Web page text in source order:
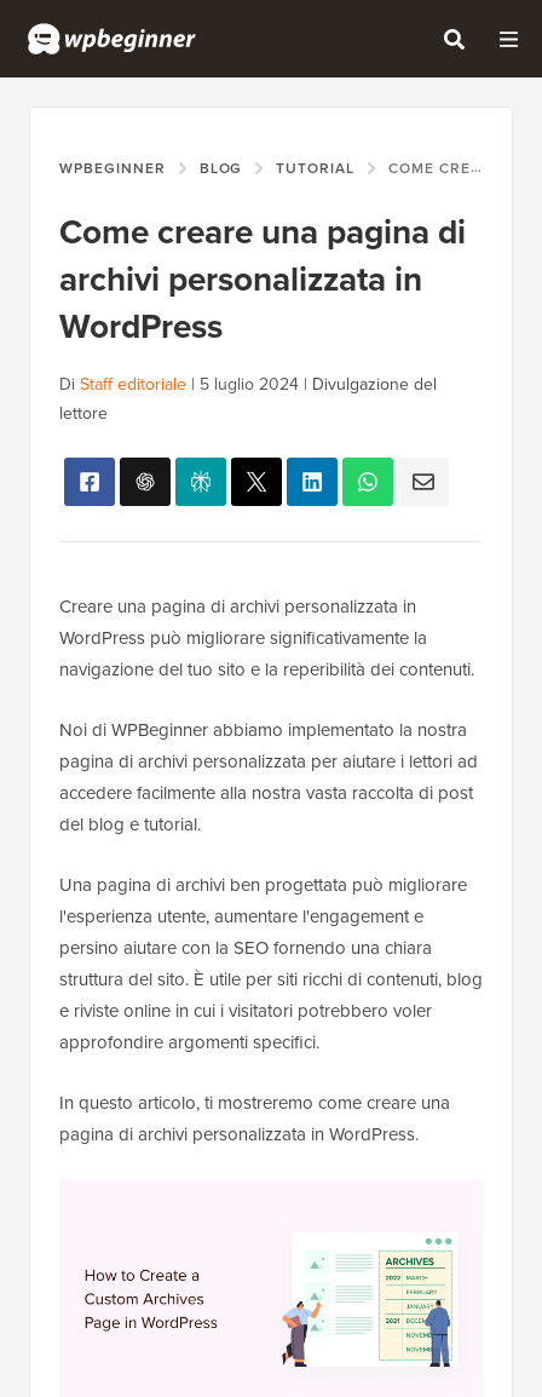
WPBEGINNER BLOG TUTORIAL COME CREARE UNA PAGINA DI ARCHIVI PERSONALIZZATA IN WORDPRESS
Come creare una pagina di
archivi personalizzata in
WordPress
Di Staff editoriale | 5 luglio 2024 | Divulgazione del
lettore
Creare una pagina di archivi personalizzata in
WordPress può migliorare significativamente la
navigazione del tuo sito e la reperibilità dei contenuti.
Noi di WPBeginner abbiamo implementato la nostra
pagina di archivi personalizzata per aiutare i lettori ad
accedere facilmente alla nostra vasta raccolta di post
del blog e tutorial.
Una pagina di archivi ben progettata può migliorare
l'esperienza utente, aumentare l'engagement e
persino aiutare con la SEO fornendo una chiara
struttura del sito. È utile per siti ricchi di contenuti, blog
e riviste online in cui i visitatori potrebbero voler
approfondire argomenti specifici.
In questo articolo, ti mostreremo come creare una
pagina di archivi personalizzata in WordPress.